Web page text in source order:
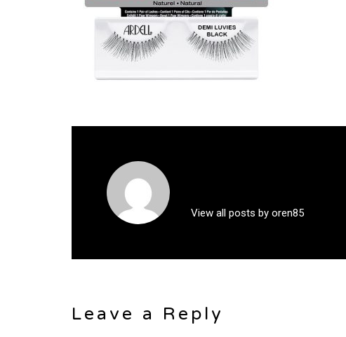
View all posts by oren85
Leave a Reply